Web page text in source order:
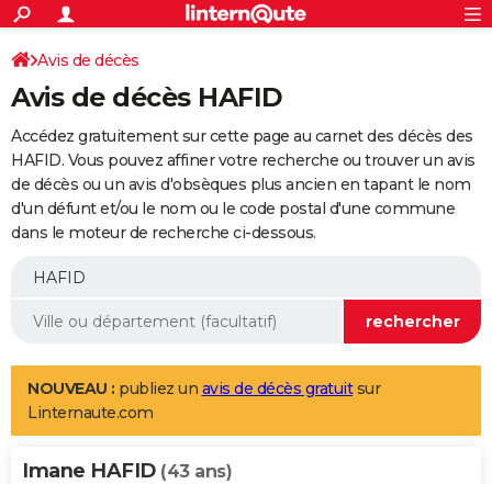
ACTUALITÉS
Politique
Société
Faits Divers
Education
Monde
Villes
+
SPORT
Coupe du monde 2026
Football
Tennis
Cyclisme
Rugby
Forum
Programme TV
TNT
Streaming
Cinéma
Sorties cinéma
Musique
+
FINANCE
Retraite
Impôts
Epargne
Immobilier
Risques naturels par ville
Banque
Assurance
Crédit
AUTO
Essais
Réserver un essai
Citadines
Berlines
SUV
Forum auto
+
Mobiles
Meilleur smartphone
Internet
Ordinateurs
Jeux vidéo
Guide high-tech
Aménagement intérieur
LIFESTYLE
Art de vivre
Bien-être
Loisirs
Mode
Modes de vie
Alimentation
Guide de la santé
Maladies
Médicaments
Sommeil
VOYAGE
Avis de décès
Avis de décès HAFID
Accédez gratuitement sur cette page au carnet des décès des
HAFID. Vous pouvez affiner votre recherche ou trouver un avis
de décès ou un avis d'obsèques plus ancien en tapant le nom
d'un défunt et/ou le nom ou le code postal d'une commune
dans le moteur de recherche ci-dessous.
NOUVEAU : publiez un avis de décès gratuitsur
Linternaute.com
Imane HAFID (43 ans)